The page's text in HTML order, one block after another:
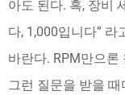
아도 된다. 혹, 장비
다, 1,000입니다”
바란다. RPM만으
그런 질문을 받을